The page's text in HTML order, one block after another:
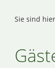
Sie sind